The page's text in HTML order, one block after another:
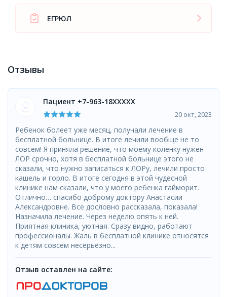
ЕГРЮЛ
Отзывы
Пациент +7-963-18XXXXX
20 окт, 2023
Ребенок болеет уже месяц, получали лечение в
бесплатной больнице. В итоге лечили вообще не то
совсем! Я приняла решение, что моему коленку нужен
ЛОР срочно, хотя в бесплатной больнице этого не
сказали, что нужно записаться к ЛОРу, лечили просто
кашель и горло. В итоге сегодня в этой чудесной
клинике нам сказали, что у моего ребенка гайморит.
Отлично… спасибо доброму доктору Анастасии
Александровне. Все дословно рассказала, показала!
Назначила лечение. Через неделю опять к ней.
Приятная клиника, уютная. Сразу видно, работают
профессионалы. Жаль в бесплатной клинике относятся
к детям совсем несерьёзно...
Отзыв оставлен на сайте: